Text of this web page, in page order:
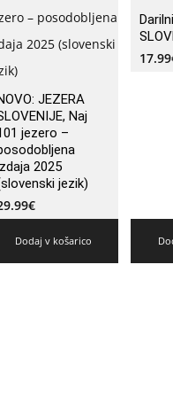
JEZERA
Naj
jezero –
2025
jezik)
€
Dodaj v košarico
17.99